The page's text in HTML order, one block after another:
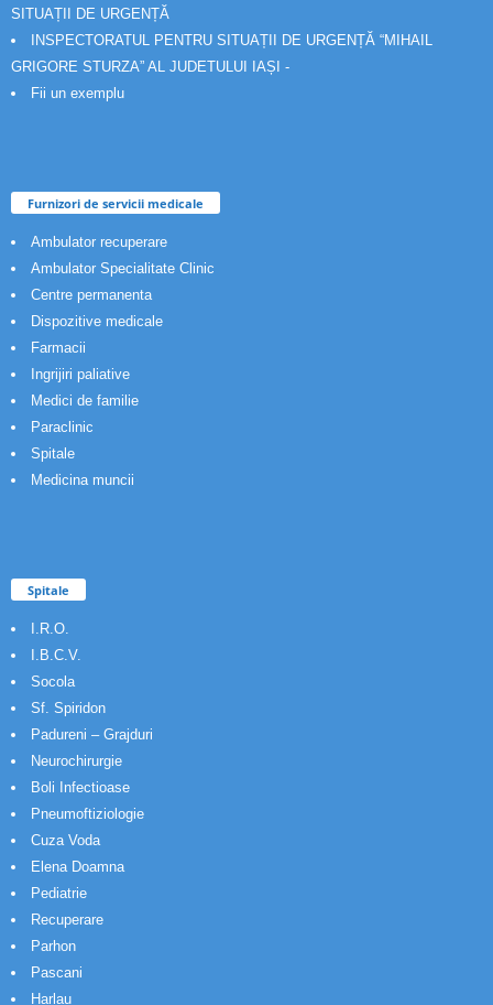
SITUAȚII DE URGENȚĂ
INSPECTORATUL PENTRU SITUAȚII DE URGENȚĂ “MIHAIL
GRIGORE STURZA” AL JUDETULUI IAȘI -
Fii un exemplu
Furnizori de servicii medicale
Ambulator recuperare
Ambulator Specialitate Clinic
Centre permanenta
Dispozitive medicale
Farmacii
Ingrijiri paliative
Medici de familie
Paraclinic
Spitale
Medicina muncii
Spitale
I.R.O.
I.B.C.V.
Socola
Sf. Spiridon
Padureni – Grajduri
Neurochirurgie
Boli Infectioase
Pneumoftiziologie
Cuza Voda
Elena Doamna
Pediatrie
Recuperare
Parhon
Pascani
Harlau